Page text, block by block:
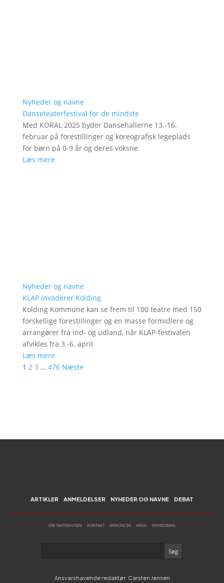
Nyheder og navne
Danseteaterfestival for de mindste
Med KORAL 2025 byder Dansehallerne 13.-16.
februar på forestillinger og koreografisk legeplads
for børn på 0-9 år og deres voksne
Læs mere
Nyheder og navne
KLAP invaderer Kolding
Kolding Kommune kan se frem til 100 teatre med 150
forskellige forestillinger og en masse formidlere og
arrangører fra ind- og udland, når KLAP-festivalen
afvikles fra 3.-6. april
Læs mere
1 2 3 … 476 Næste
ARTIKLER ANMELDELSER NYHEDER OG NAVNE DEBAT
OM TEATERAVISEN KONTAKT ANNONCER ARKIV NYHEDSMAIL
Ansvarshavende redaktør: Carsten Jensen